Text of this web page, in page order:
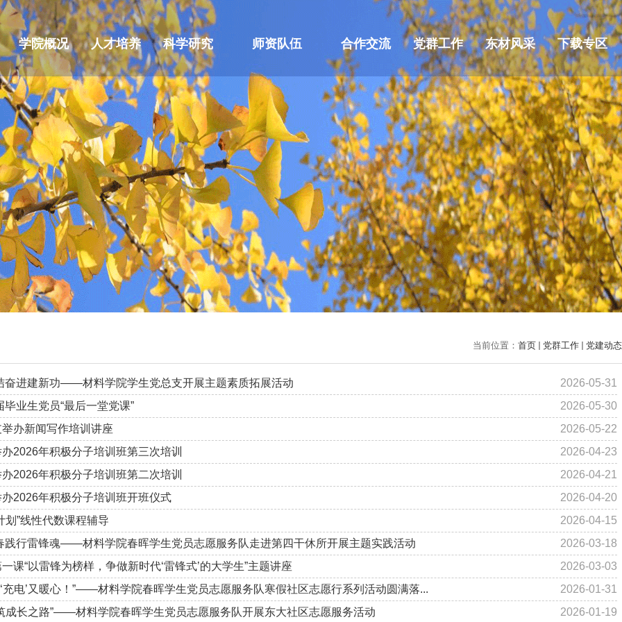
学院概况 人才培养 科学研究 师资队伍 合作交流 党群工作 东材风采 下载专区
当前位置： 首页 党群工作 党建动态
奋进建新功——材料学院学生党总支开展主题素质拓展活动
2026-05-31
业生党员“最后一堂党课”
2026-05-30
办新闻写作培训讲座
2026-05-22
2026年积极分子培训班第三次培训
2026-04-23
2026年积极分子培训班第二次培训
2026-04-21
2026年积极分子培训班开班仪式
2026-04-20
划”线性代数课程辅导
2026-04-15
践行雷锋魂——材料学院春晖学生党员志愿服务队走进第四干休所开展主题实践活动
2026-03-18
课“以雷锋为榜样，争做新时代‘雷锋式’的大学生”主题讲座
2026-03-03
‘充电’又暖心！”——材料学院春晖学生党员志愿服务队寒假社区志愿行系列活动圆满落...
2026-01-31
成长之路”——材料学院春晖学生党员志愿服务队开展东大社区志愿服务活动
2026-01-19